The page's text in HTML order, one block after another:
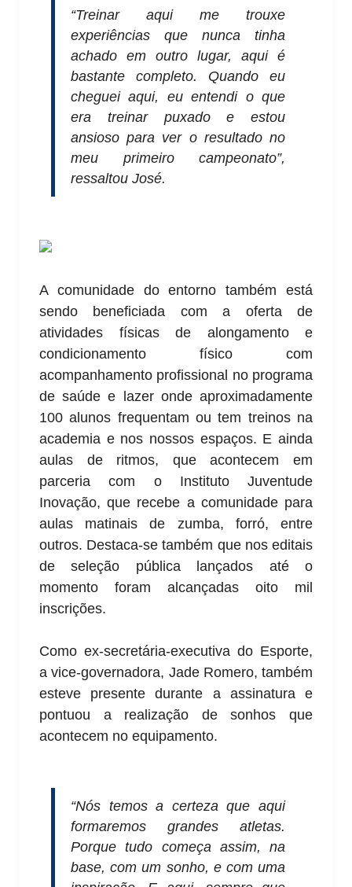
“Treinar aqui me trouxe
experiências que nunca tinha
achado em outro lugar, aqui é
bastante completo. Quando eu
cheguei aqui, eu entendi o que
era treinar puxado e estou
ansioso para ver o resultado no
meu primeiro campeonato”,
ressaltou José.
A comunidade do entorno também está
sendo beneficiada com a oferta de
atividades físicas de alongamento e
condicionamento físico com
acompanhamento profissional no programa
de saúde e lazer onde aproximadamente
100 alunos frequentam ou tem treinos na
academia e nos nossos espaços. E ainda
aulas de ritmos, que acontecem em
parceria com o Instituto Juventude
Inovação, que recebe a comunidade para
aulas matinais de zumba, forró, entre
outros. Destaca-se também que nos editais
de seleção pública lançados até o
momento foram alcançadas oito mil
inscrições.
Como ex-secretária-executiva do Esporte,
a vice-governadora, Jade Romero, também
esteve presente durante a assinatura e
pontuou a realização de sonhos que
acontecem no equipamento.
“Nós temos a certeza que aqui
formaremos grandes atletas.
Porque tudo começa assim, na
base, com um sonho, e com uma